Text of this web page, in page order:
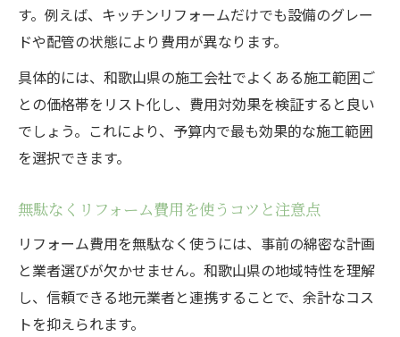
す。例えば、キッチンリフォームだけでも設備のグレー
ドや配管の状態により費用が異なります。
具体的には、和歌山県の施工会社でよくある施工範囲ご
との価格帯をリスト化し、費用対効果を検証すると良い
でしょう。これにより、予算内で最も効果的な施工範囲
を選択できます。
無駄なくリフォーム費用を使うコツと注意点
リフォーム費用を無駄なく使うには、事前の綿密な計画
と業者選びが欠かせません。和歌山県の地域特性を理解
し、信頼できる地元業者と連携することで、余計なコス
トを抑えられます。